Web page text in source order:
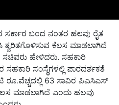
ಬಂದ ನಂತರ ಹಲವು ರೈತ
ತ್ವರಿತಗೊಳಿಸುವ ಕೆಲಸ ಮಾಡಲಾಗಿದೆ
ಹೇಳಿದರು. ಸಹಕಾರಿ
ಸಂಸ್ಥೆಗಳಲ್ಲಿ ಪಾರದರ್ಶಕತೆ
ರೂ.ವೆಚ್ಚದಲ್ಲಿ 63 ಸಾವಿರ ಪಿಎಸಿಎಸ್
ಮಾಡಲಾಗಿದೆ ಎಂದು ಹಲವು